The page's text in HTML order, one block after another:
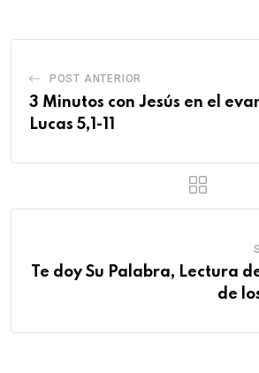
POST ANTERIOR
3 Minutos con Jesús en el
Lucas 5,1-11
Te doy Su Palabra, Lectura
de